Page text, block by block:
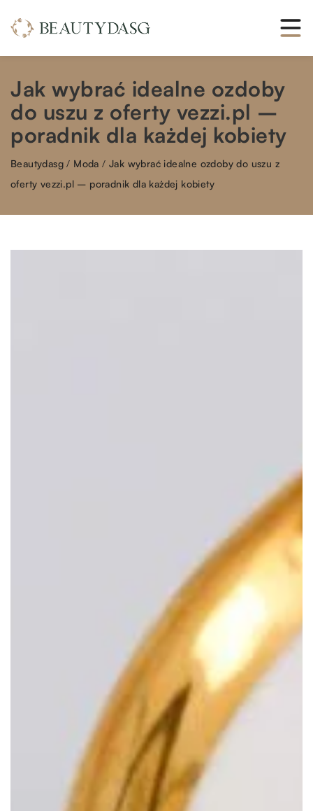
Jak wybrać idealne ozdoby
do uszu z oferty vezzi.pl –
poradnik dla każdej kobiety
Beautydasg / Moda /Jak wybrać idealne ozdoby do uszu z
oferty vezzi.pl – poradnik dla każdej kobiety